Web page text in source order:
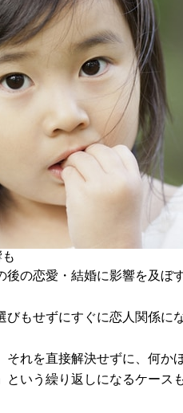
の恋愛・結婚に影響を及ぼ
びもせずにすぐに恋人関係
それを直接解決せずに、何
いう繰り返しになるケース